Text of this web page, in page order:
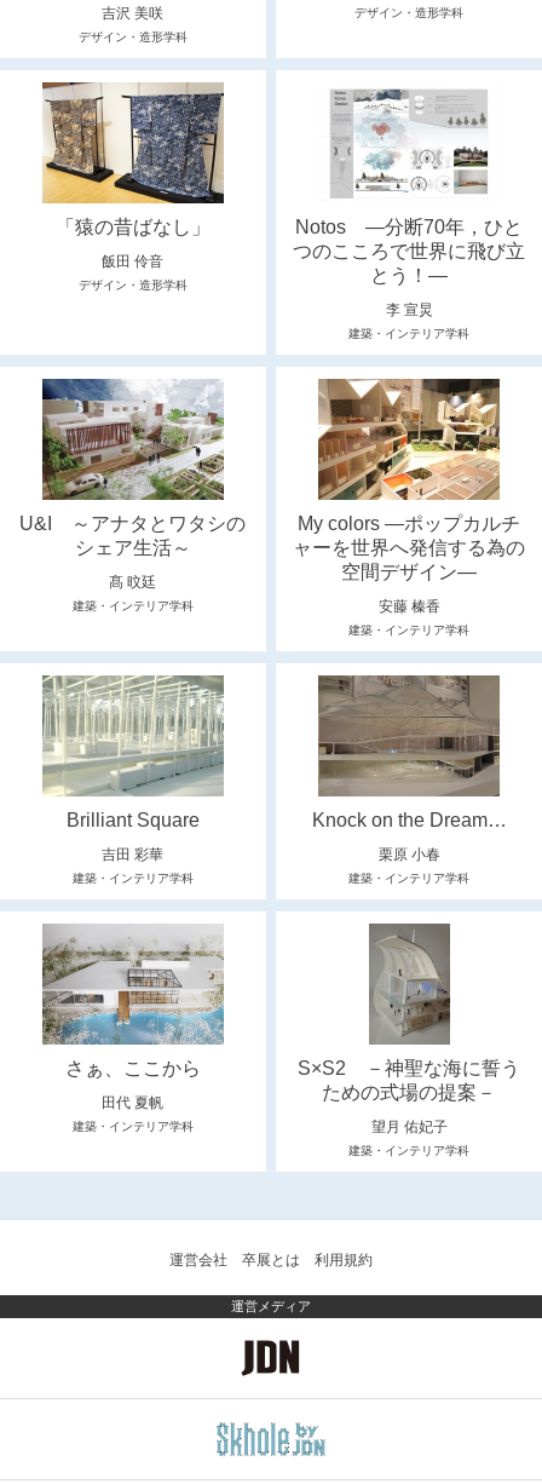
吉沢 美咲
デザイン・造形学科
デザイン・造形学科
「猿の昔ばなし」
飯田 伶音
デザイン・造形学科
Notos ―分断70年，ひと
つのこころで世界に飛び立
とう！―
李 宣炅
建築・インテリア学科
U&I ～アナタとワタシの
シェア生活～
髙 旼廷
建築・インテリア学科
My colors ―ポップカルチ
ャーを世界へ発信する為の
空間デザイン―
安藤 榛香
建築・インテリア学科
Brilliant Square
吉田 彩華
建築・インテリア学科
Knock on the Dream…
栗原 小春
建築・インテリア学科
さぁ、ここから
田代 夏帆
建築・インテリア学科
S×S2 －神聖な海に誓う
ための式場の提案－
望月 佑妃子
建築・インテリア学科
運営会社 卒展とは 利用規約
運営メディア